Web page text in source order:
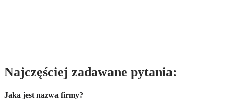
Najczęściej zadawane pytania:
Jaka jest nazwa firmy?